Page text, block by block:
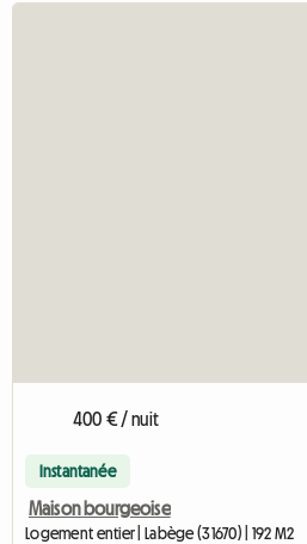
400 € / nuit
Instantanée
Maison bourgeoise
Logement entier | Labège (31670) | 192 M2